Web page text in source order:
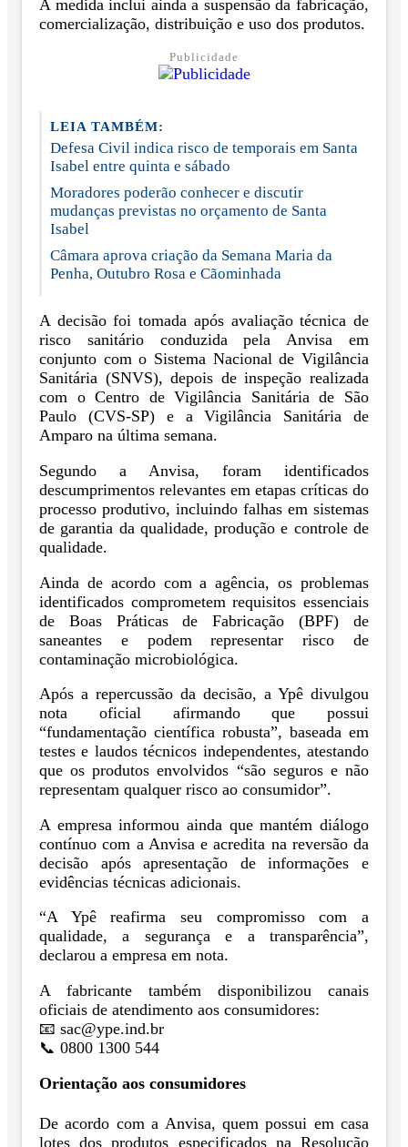
A medida inclui ainda a suspensão da fabricação,
comercialização, distribuição e uso dos produtos.
Publicidade
LEIA TAMBÉM:
Defesa Civil indica risco de temporais em Santa
Isabel entre quinta e sábado
Moradores poderão conhecer e discutir
mudanças previstas no orçamento de Santa
Isabel
Câmara aprova criação da Semana Maria da
Penha, Outubro Rosa e Cãominhada
A decisão foi tomada após avaliação técnica de
risco sanitário conduzida pela Anvisa em
conjunto com o Sistema Nacional de Vigilância
Sanitária (SNVS), depois de inspeção realizada
com o Centro de Vigilância Sanitária de São
Paulo (CVS-SP) e a Vigilância Sanitária de
Amparo na última semana.
Segundo a Anvisa, foram identificados
descumprimentos relevantes em etapas críticas do
processo produtivo, incluindo falhas em sistemas
de garantia da qualidade, produção e controle de
qualidade.
Ainda de acordo com a agência, os problemas
identificados comprometem requisitos essenciais
de Boas Práticas de Fabricação (BPF) de
saneantes e podem representar risco de
contaminação microbiológica.
Após a repercussão da decisão, a Ypê divulgou
nota oficial afirmando que possui
“fundamentação científica robusta”, baseada em
testes e laudos técnicos independentes, atestando
que os produtos envolvidos “são seguros e não
representam qualquer risco ao consumidor”.
A empresa informou ainda que mantém diálogo
contínuo com a Anvisa e acredita na reversão da
decisão após apresentação de informações e
evidências técnicas adicionais.
“A Ypê reafirma seu compromisso com a
qualidade, a segurança e a transparência”,
declarou a empresa em nota.
A fabricante também disponibilizou canais
oficiais de atendimento aos consumidores:
📧 sac@ype.ind.br
📞 0800 1300 544
Orientação aos consumidores
De acordo com a Anvisa, quem possui em casa
lotes dos produtos especificados na Resolução